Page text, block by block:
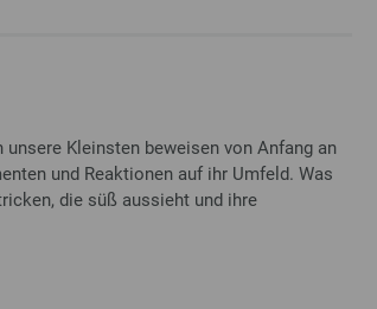
Kleinsten beweisen von Anfang an
und Reaktionen auf ihr Umfeld. Was
die süß aussieht und ihre